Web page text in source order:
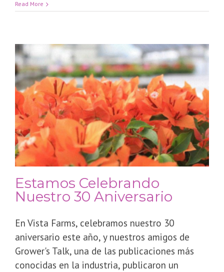
Read More
Estamos Celebrando
Nuestro 30 Aniversario
En Vista Farms, celebramos nuestro 30
aniversario este año, y nuestros amigos de
Grower's Talk, una de las publicaciones más
conocidas en la industria, publicaron un